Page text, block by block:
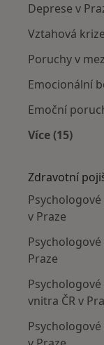
Deprese v
Vztahová
Poruchy v
Emocionální
Emoční
Více (15)
Zdravotní
v Praze
Praze
vnitra ČR v